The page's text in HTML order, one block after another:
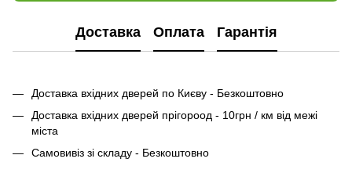
Доставка Оплата Гарантія
Доставка вхідних дверей по Києву - Безкоштовно
Доставка вхідних дверей прігороод - 10грн / км від межі
міста
Самовивіз зі складу - Безкоштовно